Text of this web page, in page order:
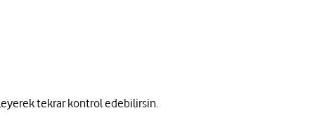
tekrar kontrol edebilirsin.